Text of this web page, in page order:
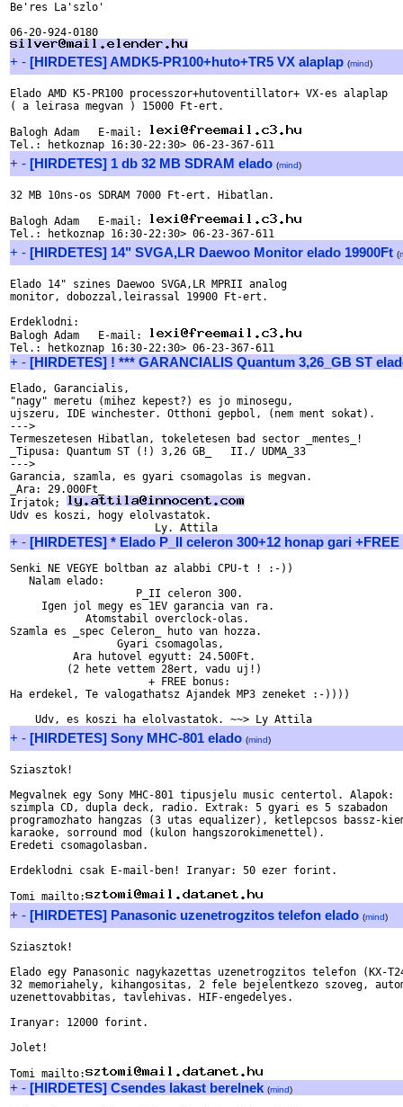
Be'res La'szlo'
+ - [HIRDETES] AMDK5-PR100+huto+TR5 VX alaplap (mind)
Elado AMD K5-PR100 processzor+hutoventillator+ VX-es alaplap
( a leirasa megvan ) 15000 Ft-ert.
Balogh Adam   E-mail:
+ - [HIRDETES] 1 db 32 MB SDRAM elado (mind)
32 MB 10ns-os SDRAM 7000 Ft-ert. Hibatlan.
Balogh Adam   E-mail:
+ - [HIRDETES] 14" SVGA,LR Daewoo Monitor elado 19900Ft (
Elado 14" szines Daewoo SVGA,LR MPRII analog
monitor, dobozzal,leirassal 19900 Ft-ert.
Erdeklodni:
Balogh Adam   E-mail:
+ - [HIRDETES] ! *** GARANCIALIS Quantum 3,26_GB ST
Elado, Garancialis,
"nagy" meretu (mihez kepest?) es jo minosegu,
ujszeru, IDE winchester. Otthoni gepbol, (nem ment sokat).
--->
Termeszetesen Hibatlan, tokeletesen bad sector _mentes_!
_Tipusa: Quantum ST (!) 3,26 GB_   II./ UDMA_33
--->
Garancia, szamla, es gyari csomagolas is megvan.
_Ara: 29.000Ft_
Irjatok;
Udv es koszi, hogy elolvastatok.
+ - [HIRDETES] * Elado P_II celeron 300+12 honap gari +FREE
Senki NE VEGYE boltban az alabbi CPU-t ! :-))
   Nalam elado:
                    P_II celeron 300.
     Igen jol megy es 1EV garancia van ra.
            Atomstabil overclock-olas.
Szamla es _spec Celeron_ huto van hozza.
                 Gyari csomagolas,
          Ara hutovel egyutt: 24.500Ft.
         (2 hete vettem 28ert, vadu uj!)
                      + FREE bonus:
Ha erdekel, Te valogathatsz Ajandek MP3 zeneket :-))))
+ - [HIRDETES] Sony MHC-801 elado (mind)
Sziasztok!
Megvalnek egy Sony MHC-801 tipusjelu music centertol. Alapok:
szimpla CD, dupla deck, radio. Extrak: 5 gyari es 5 szabadon
programozhato hangzas (3 utas equalizer), ketlepcsos bassz-
karaoke, sorround mod (kulon hangszorokimenettel).
Eredeti csomagolasban.
Erdeklodni csak E-mail-ben! Iranyar: 50 ezer forint.
Tomi mailto:
+ - [HIRDETES] Panasonic uzenetrogzitos telefon elado (mind)
Sziasztok!
Elado egy Panasonic nagykazettas uzenetrogzitos telefon (KX-
32 memoriahely, kihangositas, 2 fele bejelentkezo szoveg,
uzenettovabbitas, tavlehivas. HIF-engedelyes.
Iranyar: 12000 forint.
Jolet!
Tomi mailto:
+ - [HIRDETES] Csendes lakast berelnek (mind)